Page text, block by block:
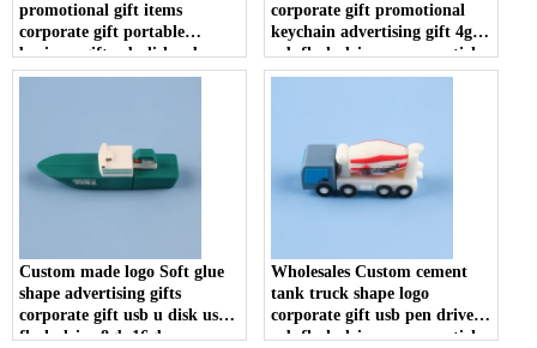
promotional gift items
corporate gift portable
business gift usb disk usb
flash drive memory stick
corporate gift promotional
keychain advertising gift 4gb
usb flash drive memory stick
u disk
Custom made logo Soft glue
shape advertising gifts
corporate gift usb u disk usb
flash drive 8gb 16gb memory
Wholesales Custom cement
tank truck shape logo
corporate gift usb pen drive
usb flash drive memory stick